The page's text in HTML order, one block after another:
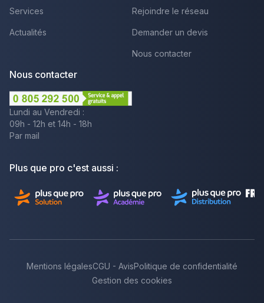
Services
Actualités
Rejoindre le réseau
Demander un devis
Nous contacter
Nous contacter
Lundi au Vendredi :
09h - 12h et 14h - 18h
Par mail
Plus que pro c'est aussi :
Mentions légalesCGU - AvisPolitique de confidentialité
Gestion des cookies